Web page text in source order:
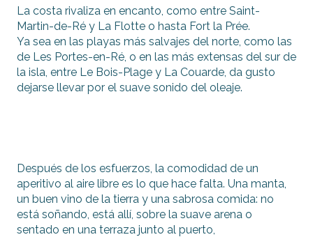
La costa rivaliza en encanto, como entre Saint-
Martin-de-Ré y La Flotte o hasta Fort la Prée.
Ya sea en las playas más salvajes del norte, como las
de Les Portes-en-Ré, o en las más extensas del sur de
la isla, entre Le Bois-Plage y La Couarde, da gusto
dejarse llevar por el suave sonido del oleaje.
Después de los esfuerzos, la comodidad de un
aperitivo al aire libre es lo que hace falta. Una manta,
un buen vino de la tierra y una sabrosa comida: no
está soñando, está allí, sobre la suave arena o
sentado en una terraza junto al puerto,